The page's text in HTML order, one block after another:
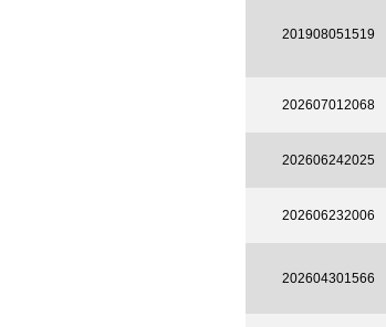
201908051519
202607012068
202606242025
202606232006
202604301566